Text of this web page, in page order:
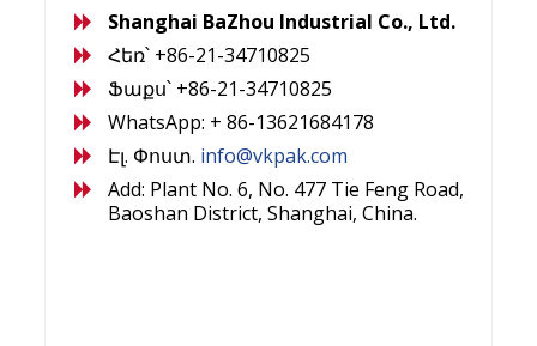
Shanghai BaZhou Industrial Co., Ltd.
Հեռ՝ +86-21-34710825
Ֆաքս՝ +86-21-34710825
WhatsApp: + 86-13621684178
Էլ. Փոստ. info@vkpak.com
Add: Plant No. 6, No. 477 Tie Feng Road,
Baoshan District, Shanghai, China.